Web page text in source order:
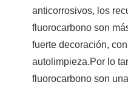
anticorrosivos, los
fluorocarbono son
fuerte decoración,
autolimpieza.Por lo
fluorocarbono son